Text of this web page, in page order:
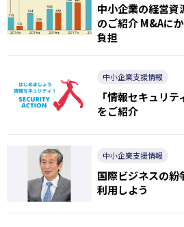
中小企業の経営資
のご紹介 M&Aに
負担
中小企業支援情報
「情報セキュリ
をご紹介
中小企業支援情報
国際ビジネスの紛
利用しよう